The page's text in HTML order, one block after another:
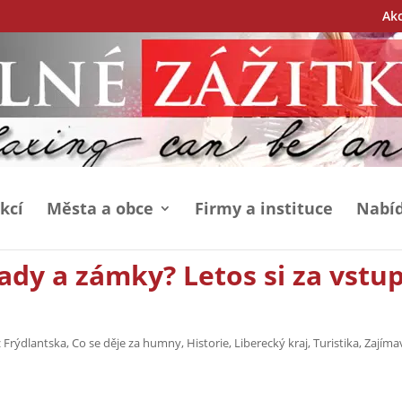
Města a obce Firmy a instituce
a zámky? Letos si za
Frýdlantska,Co se děje za humny, Historie, Liberecký kraj,Turistika,